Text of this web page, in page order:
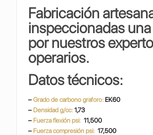
Fabricación
inspeccionadas
por nuestros
operarios.
Datos técnicos:
– Grado de carbono graforo: EK60
– Densidad g/cc:1,73
– Fuerza flexión psi:11,500
– Fuerza compresión psi:17,500